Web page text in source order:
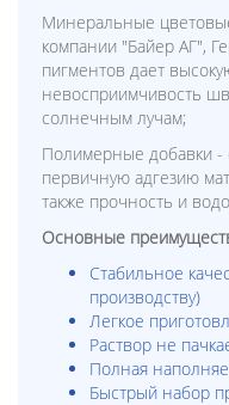
Минеральные
компании "Байер АГ",
пигментов дает
невосприимчивость
солнечным лучам;
Полимерные добавки -
первичную адгезию
также прочность и
Основные
Стабильное
производству)
Легкое
Раствор не
Полная
Быстрый набор